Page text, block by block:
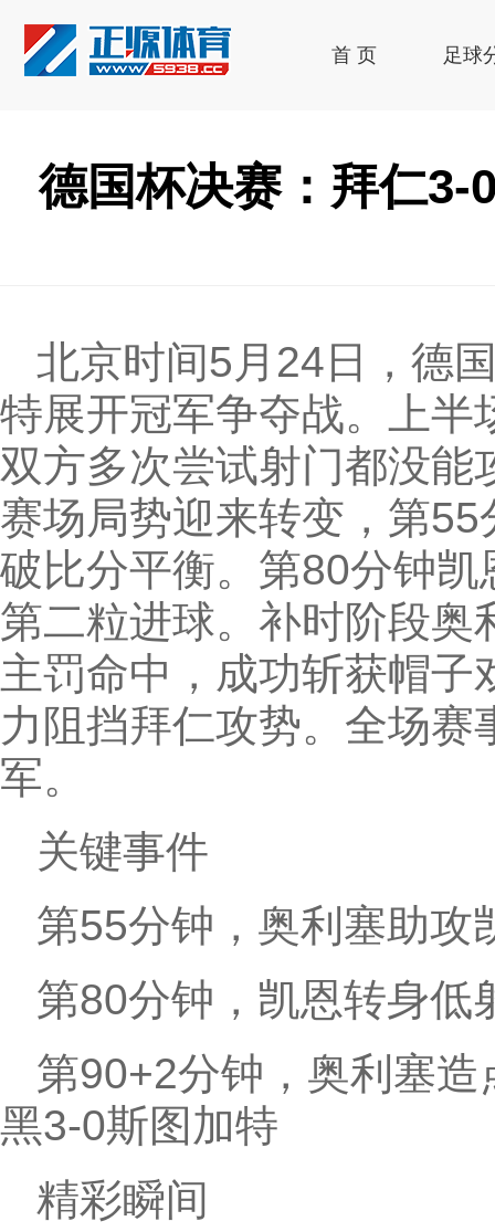
首 页 足球
德国杯决赛：拜仁3-
北京时间5月24日，德
特展开冠军争夺战。上半
双方多次尝试射门都没能
赛场局势迎来转变，第
破比分平衡。第80分钟
第二粒进球。补时阶段奥
主罚命中，成功斩获帽
力阻挡拜仁攻势。全场
军。
关键事件
第55分钟，奥利塞助攻
第80分钟，凯恩转身低
第90+2分钟，奥利塞
黑3-0斯图加特
精彩瞬间